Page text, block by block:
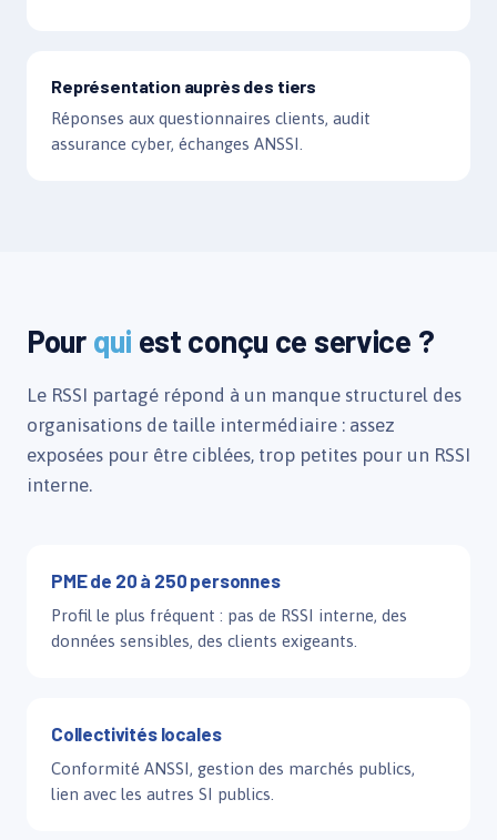
Représentation auprès des tiers
Réponses aux questionnaires clients, audit
assurance cyber, échanges ANSSI.
Pour qui est conçu ce service ?
Le RSSI partagé répond à un manque structurel des
organisations de taille intermédiaire : assez
exposées pour être ciblées, trop petites pour un RSSI
interne.
PME de 20 à 250 personnes
Profil le plus fréquent : pas de RSSI interne, des
données sensibles, des clients exigeants.
Collectivités locales
Conformité ANSSI, gestion des marchés publics,
lien avec les autres SI publics.